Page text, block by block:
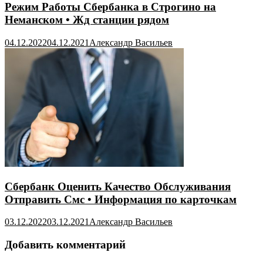
Режим Работы Сбербанка в Строгино на
Неманском • Жд станции рядом
04.12.202204.12.2021 Александр Васильев
Сбербанк Оценить Качество Обслуживания
Отправить Смс • Информация по карточкам
03.12.202203.12.2021 Александр Васильев
Добавить комментарий